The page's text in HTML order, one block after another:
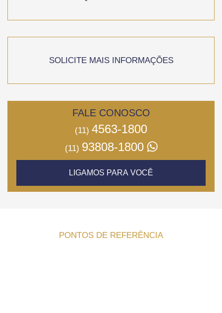
SOLICITE MAIS INFORMAÇÕES
FALE CONOSCO
(11) 4563-1800
(11) 93808-1800
LIGAMOS PARA VOCÊ
PONTOS DE REFERÊNCIA